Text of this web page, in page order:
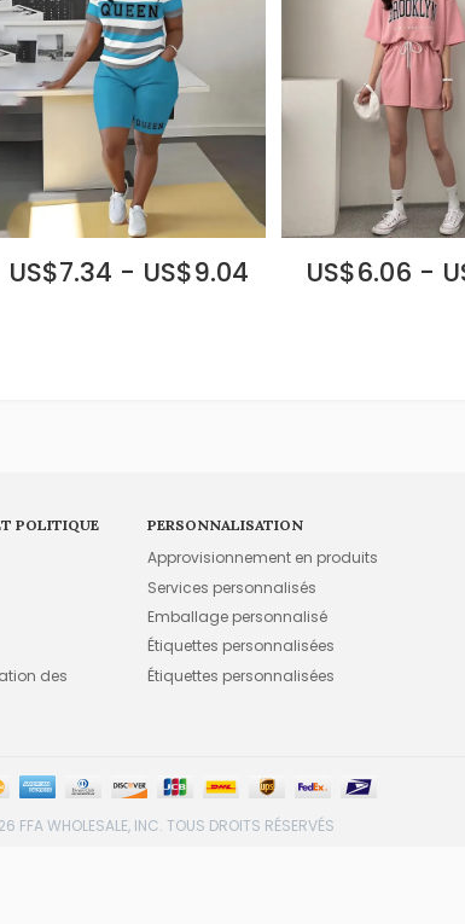
US$7.34 - US$9.04 US$6.06 -
POLITIQUE
des
PERSONNALISATION
Approvisionnement en produits
Services personnalisés
Emballage personnalisé
Étiquettes personnalisées
Étiquettes personnalisées
WHOLESALE, INC. TOUS DROITS RÉSERVÉS